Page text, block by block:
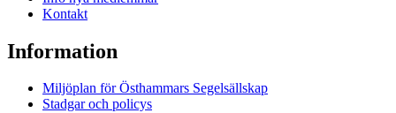
Kontakt
Information
Miljöplan för Östhammars Segelsällskap
Stadgar och policys